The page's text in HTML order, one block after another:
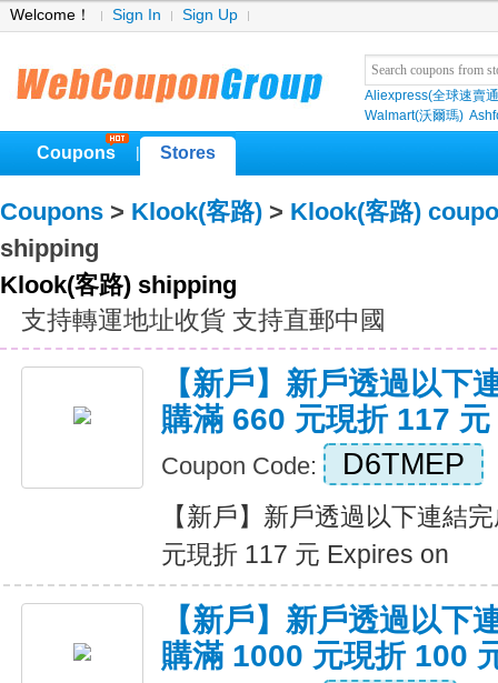
Welcome！ Sign In Sign Up
Aliexpress(全球速賣
Walmart(沃爾瑪)
Coupons Stores
Coupons > Klook(客路) > Klook(客路)
shipping
Klook(客路) shipping
支持轉運地址收貨 支持直郵中國
【新戶】新戶透過以下
購滿 660 元現折 117 元
Coupon Code: D6TMEP
【新戶】新戶透過以下連結
元現折 117 元 Expires on
【新戶】新戶透過以下
購滿 1000 元現折 100